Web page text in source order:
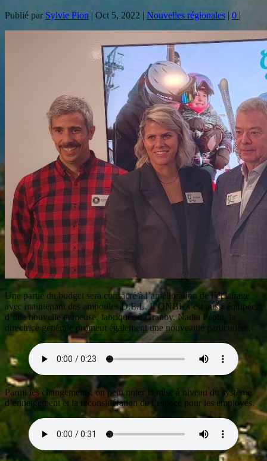
Publié par Sylvie Pion | Oct 5, 2022 | Nouvelles régionales | 0 |
Une partie du budget sera consacré à l’amélioration de l’éclairage
avec maintenant des ampoules D.E.L. L’ONBL s’est aussi équipée
d’une nouvelle dameuse, fabriquée à Granby. Nadia Pépin, la
directrice générale promeut également une nouveauté particulière.
Parmi les changements, on peut noter la mise à niveau du système
d’enneigement et la reconsidération de l’espace pour les employés.